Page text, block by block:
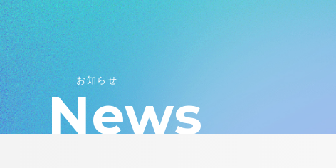
お知らせ
News